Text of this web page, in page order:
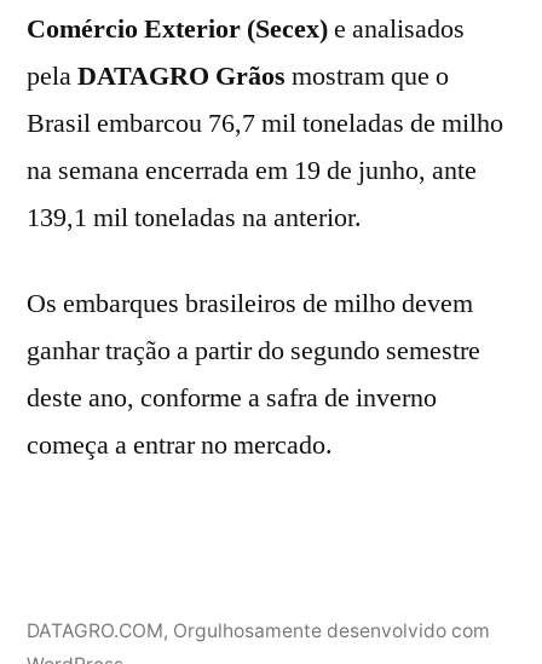
Comércio Exterior (Secex)e analisados
pelaDATAGRO Grãos mostram que o
Brasil embarcou 76,7 mil toneladas de milho
na semana encerrada em 19 de junho, ante
139,1 mil toneladas na anterior.
Os embarques brasileiros de milho devem
ganhar tração a partir do segundo semestre
deste ano, conforme a safra de inverno
começa a entrar no mercado.
DATAGRO.COM, Orgulhosamente desenvolvido com